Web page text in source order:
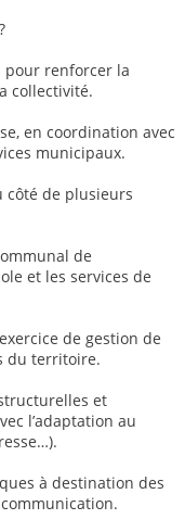
pour renforcer la
collectivité.
en coordination avec
municipaux.
côté de plusieurs
de
et les services de
de gestion de
du territoire.
et
l’adaptation au
à destination des